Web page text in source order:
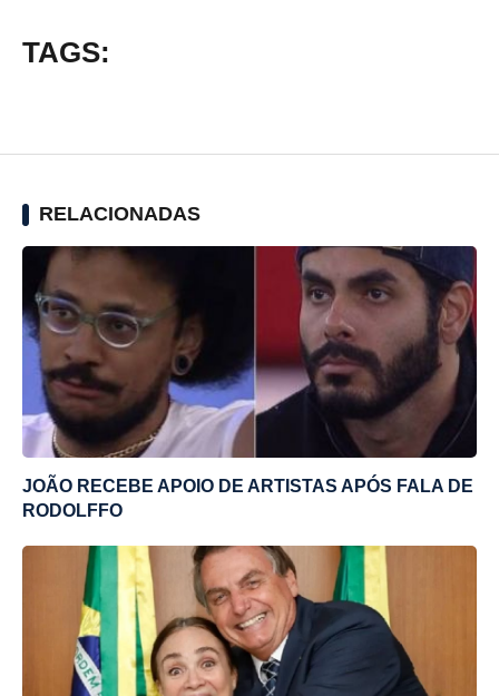
TAGS:
RELACIONADAS
JOÃO RECEBE APOIO DE ARTISTAS APÓS FALA DE
RODOLFFO